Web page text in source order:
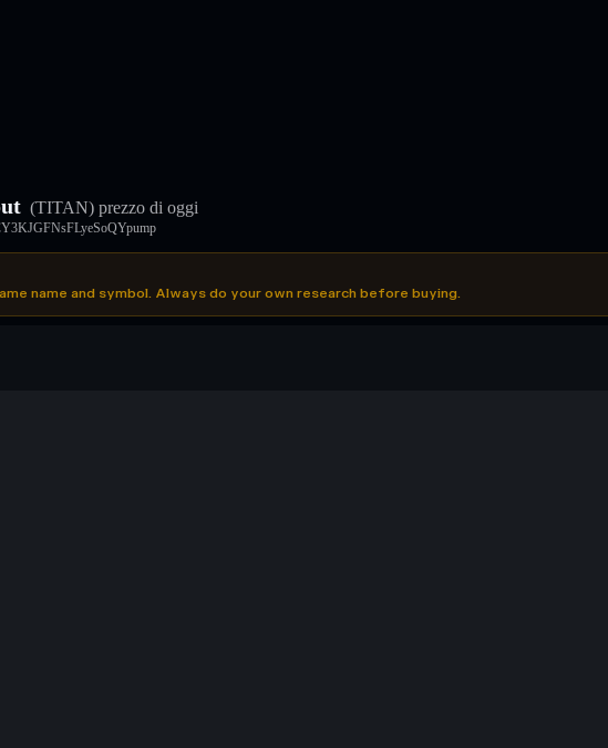
(TITAN) prezzo di oggi
name and symbol. Always do your own research before buying.